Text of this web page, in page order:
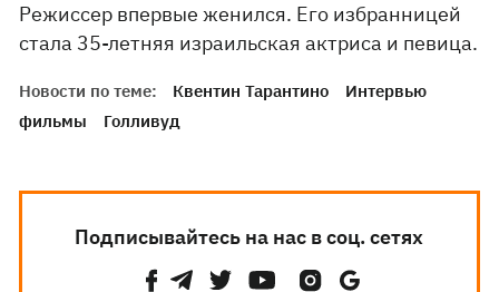
Режиссер впервые женился. Его избранницей
стала 35-летняя израильская актриса и певица.
Новости по теме: Квентин Тарантино
Интервью
фильмы
Голливуд
Подписывайтесь на нас в соц. сетях